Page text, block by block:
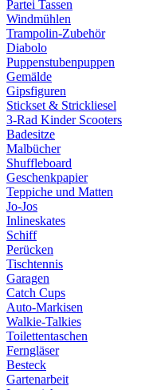
Partei Tassen
Windmühlen
Trampolin-Zubehör
Diabolo
Puppenstubenpuppen
Gemälde
Gipsfiguren
Stickset & Strickliesel
3-Rad Kinder Scooters
Badesitze
Malbücher
Shuffleboard
Geschenkpapier
Teppiche und Matten
Jo-Jos
Inlineskates
Schiff
Perücken
Tischtennis
Garagen
Catch Cups
Auto-Markisen
Walkie-Talkies
Toilettentaschen
Ferngläser
Besteck
Gartenarbeit